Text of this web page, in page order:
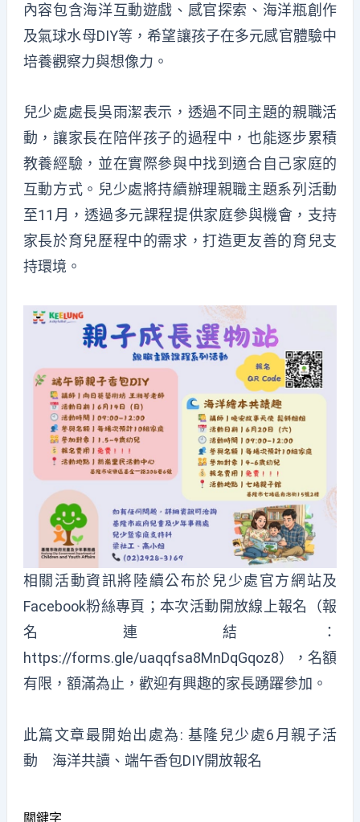
內容包含海洋互動遊戲、感官探索、海洋瓶創作
及氣球水母DIY等，希望讓孩子在多元感官體驗中
培養觀察力與想像力。
兒少處處長吳雨潔表示，透過不同主題的親職活
動，讓家長在陪伴孩子的過程中，也能逐步累積
教養經驗，並在實際參與中找到適合自己家庭的
互動方式。兒少處將持續辦理親職主題系列活動
至11月，透過多元課程提供家庭參與機會，支持
家長於育兒歷程中的需求，打造更友善的育兒支
持環境。
相關活動資訊將陸續公布於兒少處官方網站及
Facebook粉絲專頁；本次活動開放線上報名（報
名連結：
https://forms.gle/uaqqfsa8MnDqGqoz8），名額
有限，額滿為止，歡迎有興趣的家長踴躍參加。
此篇文章最開始出處為: 基隆兒少處6月親子活
動 海洋共讀、端午香包DIY開放報名
關鍵字